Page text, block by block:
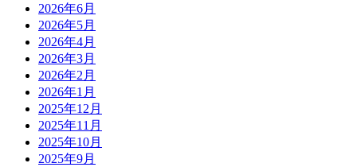
2026年6月
2026年5月
2026年4月
2026年3月
2026年2月
2026年1月
2025年12月
2025年11月
2025年10月
2025年9月